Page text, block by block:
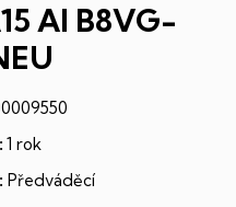
AI B8VG-
1 rok
Předváděcí